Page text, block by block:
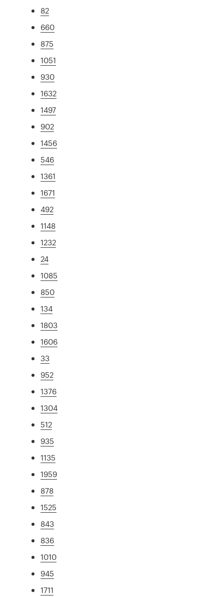
82
660
875
1051
930
1632
1497
902
1456
546
1361
1671
492
1148
1232
24
1085
850
134
1803
1606
33
952
1376
1304
512
935
1135
1959
878
1525
843
836
1010
945
1711